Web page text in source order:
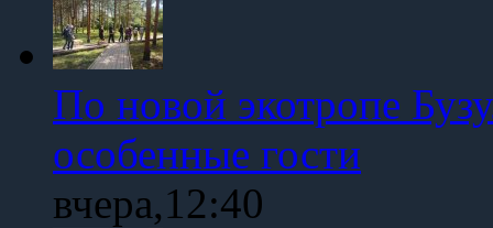
По новой экотропе
особенные гости
вчера,12:40